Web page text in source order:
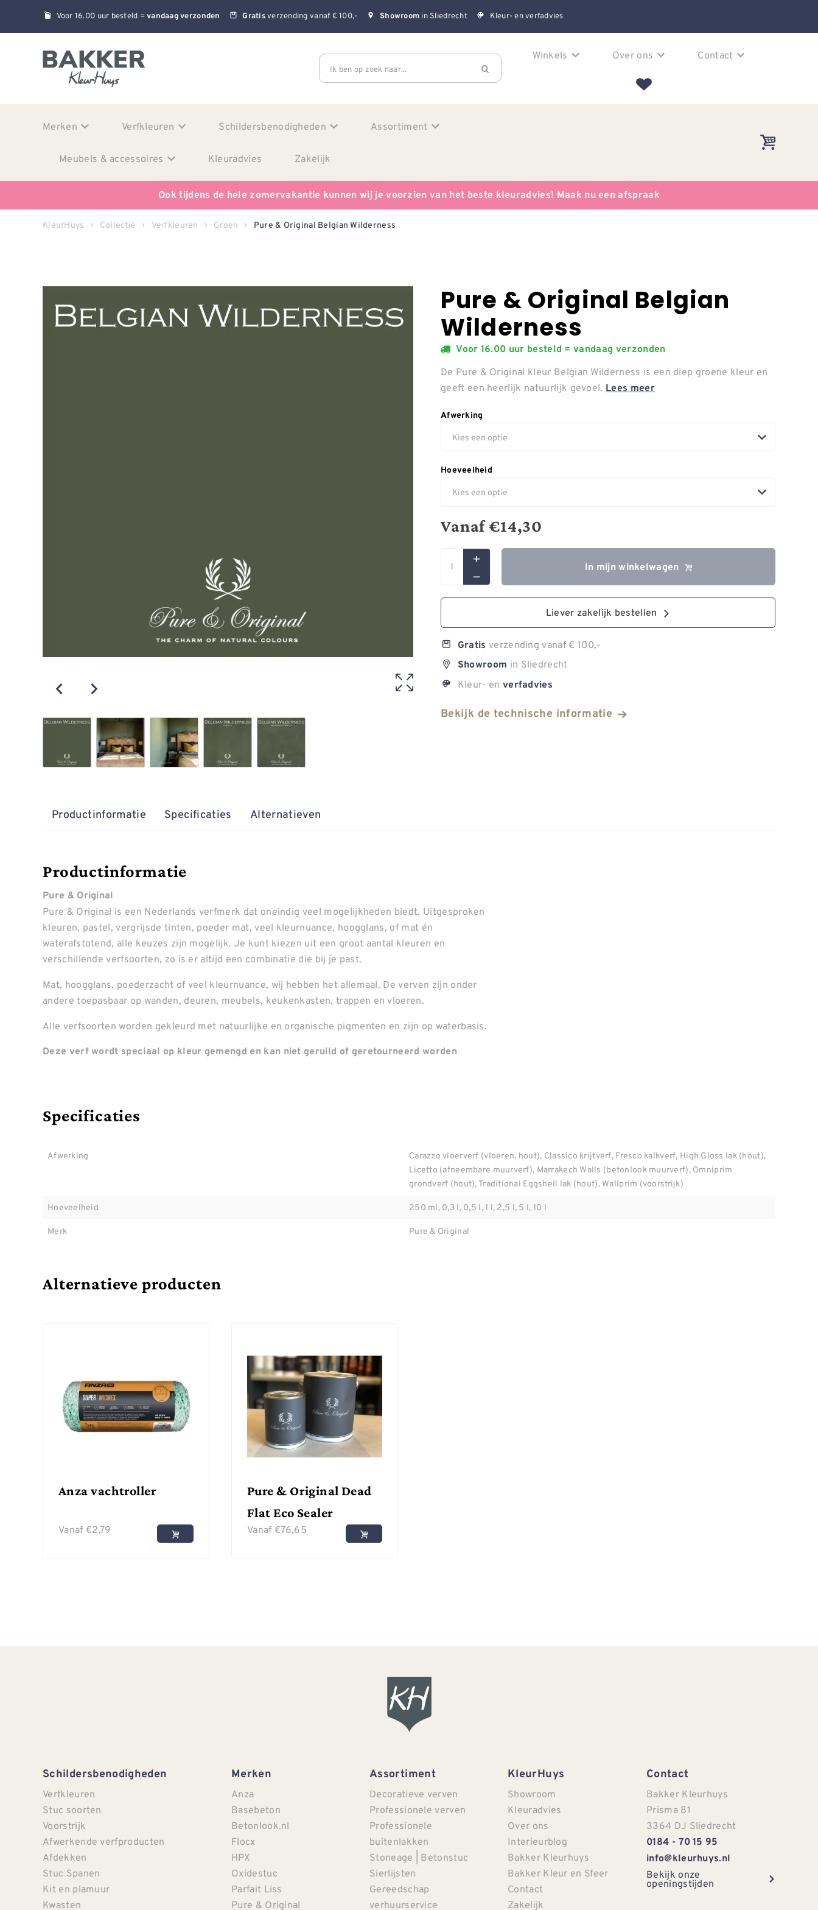
Voor 16.00 uur besteld =vandaag verzonden Gratisverzending vanaf € 100,- Showroom in Sliedrecht Kleur- en verfadvies
Ik ben op zoek naar...
Winkels Over ons Contact
Merken Verfkleuren Schildersbenodigheden Assortiment
Meubels & accessoires Kleuradvies Zakelijk
Ook tijdens de hele zomervakantie kunnen wij je voorzien van het beste kleuradvies! Maak nu een afspraak
KleurHuys Collectie Verfkleuren Groen Pure & Original Belgian Wilderness
Pure & Original Belgian
Wilderness
Voor 16.00 uur besteld = vandaag verzonden
De Pure & Original kleur Belgian Wilderness is een diep groene kleur en
geeft een heerlijk natuurlijk gevoel. Lees meer
Afwerking
Hoeveelheid
Vanaf€14,30
In mijn winkelwagen
Liever zakelijk bestellen
Gratis verzending vanaf € 100,-
Showroom in Sliedrecht
Kleur- en verfadvies
Bekijk de technische informatie
Productinformatie Specificaties Alternatieven
Productinformatie
Pure & Original
Pure & Original is een Nederlands verfmerk dat oneindig veel mogelijkheden biedt. Uitgesproken
kleuren, pastel, vergrijsde tinten, poeder mat, veel kleurnuance, hoogglans, of mat én
waterafstotend, alle keuzes zijn mogelijk. Je kunt kiezen uit een groot aantal kleuren en
verschillende verfsoorten, zo is er altijd een combinatie die bij je past.
Mat, hoogglans, poederzacht of veel kleurnuance, wij hebben het allemaal. De verven zijn onder
andere toepasbaar op wanden, deuren, meubels, keukenkasten, trappen en vloeren.
Alle verfsoorten worden gekleurd met natuurlijke en organische pigmenten en zijn op waterbasis.
Deze verf wordt speciaal op kleur gemengd en kan niet geruild of geretourneerd worden
Specificaties
Afwerking
Carazzo vloerverf (vloeren, hout), Classico krijtverf, Fresco kalkverf, High Gloss lak (hout),
Licetto (afneembare muurverf), Marrakech Walls (betonlook muurverf), Omniprim
grondverf (hout), Traditional Eggshell lak (hout), Wallprim (voorstrijk)
Hoeveelheid
250 ml, 0,3 l, 0,5 l, 1 l, 2,5 l, 5 l, 10 l
Merk
Pure & Original
Alternatieve producten
Anza vachtroller
Vanaf €2,79
Pure & Original Dead
Flat Eco Sealer
Vanaf €76,65
Schildersbenodigheden
Verfkleuren
Stuc soorten
Voorstrijk
Afwerkende verfproducten
Afdekken
Stuc Spanen
Kit en plamuur
Kwasten
Merken
Anza
Basebeton
Betonlook.nl
Flocx
HPX
Oxidestuc
Parfait Liss
Pure & Original
Assortiment
Decoratieve verven
Professionele verven
Professionele
buitenlakken
Stoneage | Betonstuc
Sierlijsten
Gereedschap
verhuurservice
KleurHuys
Showroom
Kleuradvies
Over ons
Interieurblog
Bakker Kleurhuys
Bakker Kleur en Sfeer
Contact
Zakelijk
Contact
Bakker Kleurhuys
Prisma 81
3364 DJ Sliedrecht
0184 - 70 15 95
info@kleurhuys.nl
Bekijk onze
openingstijden